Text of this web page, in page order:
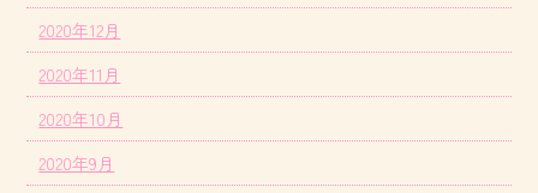
2020年12月
2020年11月
2020年10月
2020年9月